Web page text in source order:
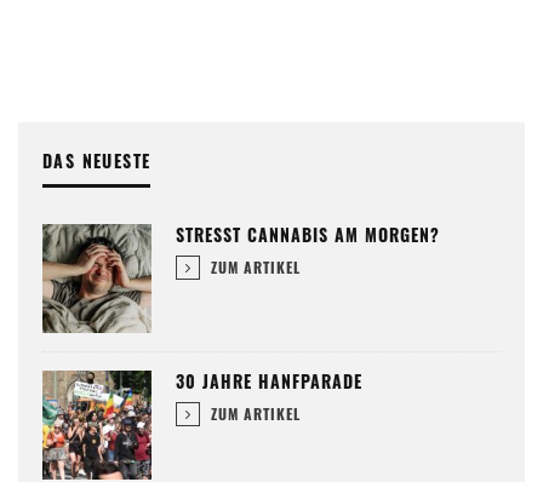
DAS NEUESTE
STRESST CANNABIS AM MORGEN?
ZUM ARTIKEL
30 JAHRE HANFPARADE
ZUM ARTIKEL